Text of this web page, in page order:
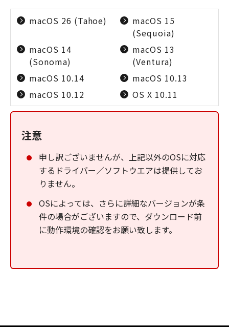
macOS 26 (Tahoe)
macOS 15
(Sequoia)
macOS 14
(Sonoma)
macOS 13
(Ventura)
macOS 10.14
macOS 10.13
macOS 10.12
OS X 10.11
注意
申し訳ございませんが、上記以外のOSに対応
するドライバー／ソフトウエアは提供してお
りません。
OSによっては、さらに詳細なバージョンが条
件の場合がございますので、ダウンロード前
に動作環境の確認をお願い致します。